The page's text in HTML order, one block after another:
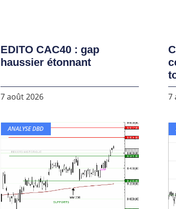
EDITO CAC40 : gap
haussier étonnant
7 août 2026 7
ANALYSE DBD